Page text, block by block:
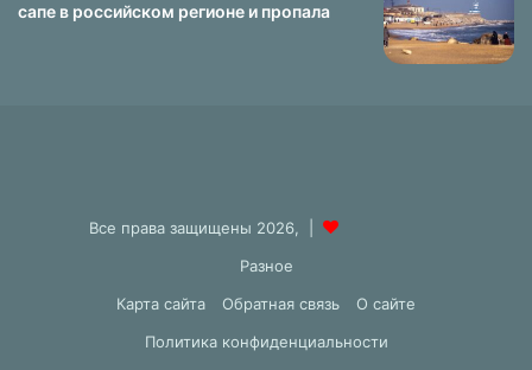
сапе в российском регионе и пропала
Все права защищены 2026, |
Разное
Карта сайта
Обратная связь
О сайте
Политика конфиденциальности